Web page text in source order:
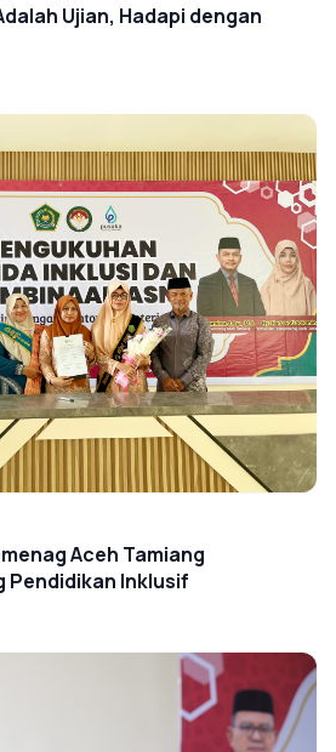
Ujian, Hadapi dengan
Aceh Tamiang
Pendidikan Inklusif